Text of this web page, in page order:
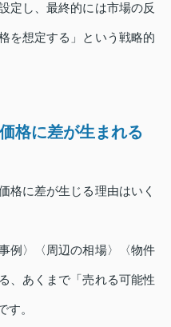
定し、最終的には市場の反
を想定する」という戦略的
格に差が生まれる
格に差が生じる理由はいく
例〉〈周辺の相場〉〈物件
、あくまで「売れる可能性
す。